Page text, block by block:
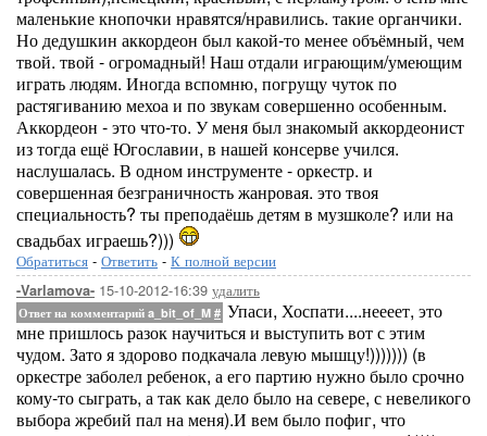
маленькие кнопочки нравятся/нравились. такие органчики.
Но дедушкин аккордеон был какой-то менее объёмный, чем
твой. твой - огромадный! Наш отдали играющим/умеющим
играть людям. Иногда вспомню, погрущу чуток по
растягиванию мехоа и по звукам совершенно особенным.
Аккордеон - это что-то. У меня был знакомый аккордеонист
из тогда ещё Югославии, в нашей консерве учился.
наслушалась. В одном инструменте - оркестр. и
совершенная безграничность жанровая. это твоя
специальность? ты преподаёшь детям в музшколе? или на
свадьбах играешь?)))
Обратиться - Ответить - К полной версии
-Varlamova- 15-10-2012-16:39 удалить
Ответ на комментарий a_bit_of_M # Упаси, Хоспати....неееет, это
мне пришлось разок научиться и выступить вот с этим
чудом. Зато я здорово подкачала левую мышцу!))))))) (в
оркестре заболел ребенок, а его партию нужно было срочно
кому-то сыграть, а так как дело было на севере, с невеликого
выбора жребий пал на меня).И вем было пофиг, что